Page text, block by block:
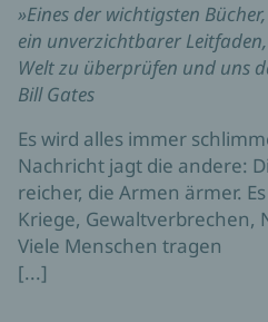
»Eines der wichtigsten
ein unverzichtbarer
Welt zu überprüfen und uns
Bill Gates
Es wird alles immer
Nachricht jagt die andere:
reicher, die Armen ärmer.
Kriege, Gewaltverbrechen,
Viele Menschen tragen
[...]